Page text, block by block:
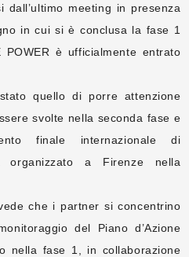
dall’ultimo meeting in presenza
in cui si è conclusa la fase 1
è ufficialmente entrato
stato quello di porre attenzione
svolte nella seconda fase e
finale internazionale di
organizzato a Firenze nella
che i partner si concentrino
del Piano d’Azione
nella fase 1, in collaborazione